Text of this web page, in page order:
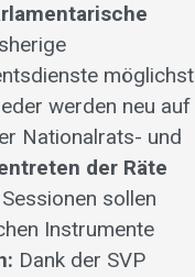
möglichst
werden neu auf
Nationalrats- und
der Räte
sollen
Instrumente
Dank der SVP